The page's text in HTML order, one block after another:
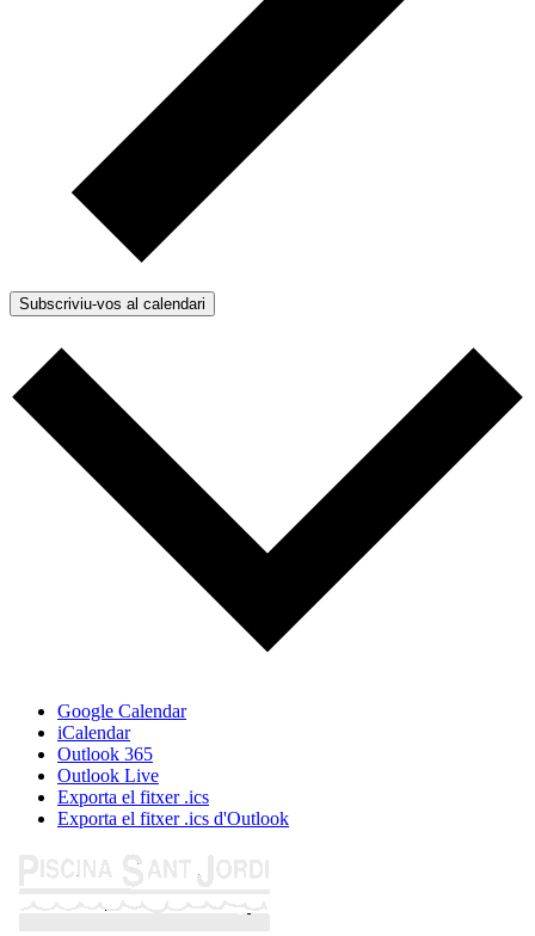
Subscriviu-vos al calendari
Google Calendar
iCalendar
Outlook 365
Outlook Live
Exporta el fitxer .ics
Exporta el fitxer .ics d'Outlook